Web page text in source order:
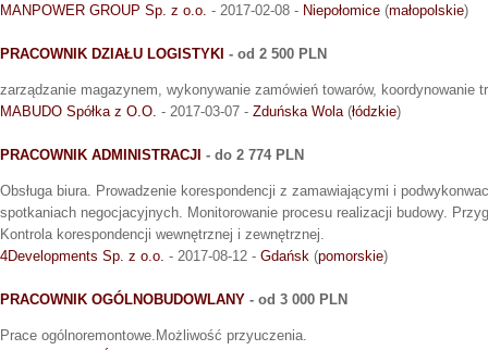
MANPOWER GROUP Sp. z o.o. - 2017-02-08 - Niepołomice (małopolskie)
PRACOWNIK DZIAŁU LOGISTYKI - od 2 500 PLN
zarządzanie magazynem, wykonywanie zamówień towarów, koordynowanie
MABUDO Spółka z O.O. - 2017-03-07 - Zduńska Wola (łódzkie)
PRACOWNIK ADMINISTRACJI - do 2 774 PLN
Obsługa biura. Prowadzenie korespondencji z zamawiającymi i
spotkaniach negocjacyjnych. Monitorowanie procesu realizacji budowy.
Kontrola korespondencji wewnętrznej i zewnętrznej.
4Developments Sp. z o.o. - 2017-08-12 - Gdańsk (pomorskie)
PRACOWNIK OGÓLNOBUDOWLANY - od 3 000 PLN
Prace ogólnoremontowe.Możliwość przyuczenia.